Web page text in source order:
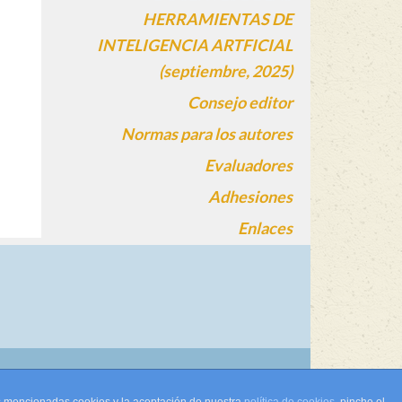
HERRAMIENTAS DE
INTELIGENCIA ARTFICIAL
(septiembre, 2025)
Consejo editor
Normas para los autores
Evaluadores
Adhesiones
Enlaces